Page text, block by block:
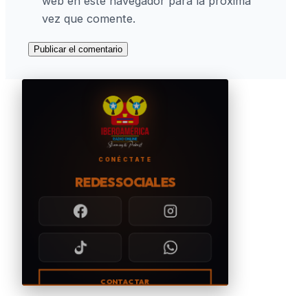
vez que comente.
CONÉCTATE
REDES SOCIALES
CONTACTAR